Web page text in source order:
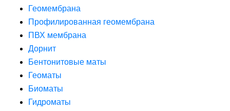
Геомембрана
Профилированная геомембрана
ПВХ мембрана
Дорнит
Бентонитовые маты
Геоматы
Биоматы
Гидроматы